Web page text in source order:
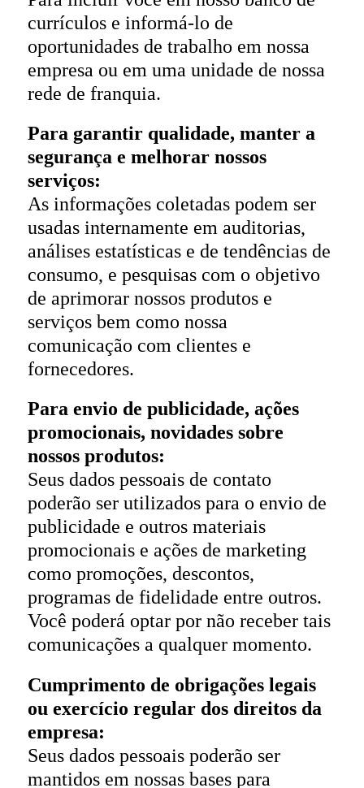
currículos e informá-lo de
oportunidades de trabalho em nossa
empresa ou em uma unidade de nossa
rede de franquia.
Para garantir qualidade, manter a
segurança e melhorar nossos
serviços:
As informações coletadas podem ser
usadas internamente em auditorias,
análises estatísticas e de tendências de
consumo, e pesquisas com o objetivo
de aprimorar nossos produtos e
serviços bem como nossa
comunicação com clientes e
fornecedores.
Para envio de publicidade, ações
promocionais, novidades sobre
nossos produtos:
Seus dados pessoais de contato
poderão ser utilizados para o envio de
publicidade e outros materiais
promocionais e ações de marketing
como promoções, descontos,
programas de fidelidade entre outros.
Você poderá optar por não receber tais
comunicações a qualquer momento.
Cumprimento de obrigações legais
ou exercício regular dos direitos da
empresa:
Seus dados pessoais poderão ser
mantidos em nossas bases para